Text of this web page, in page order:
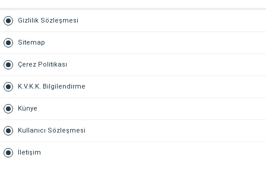
Gizlilik Sözleşmesi
Sitemap
Çerez Politikası
K.V.K.K. Bilgilendirme
Künye
Kullanıcı Sözleşmesi
İletişim